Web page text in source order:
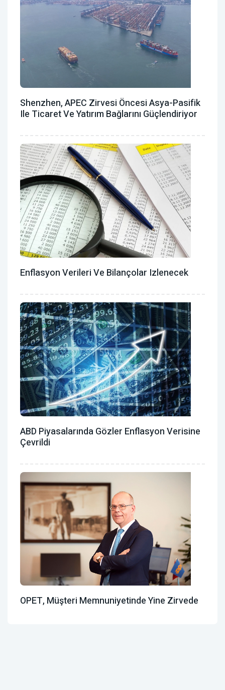
Shenzhen, APEC Zirvesi Öncesi Asya-Pasifik
Ile Ticaret Ve Yatırım Bağlarını Güçlendiriyor
Enflasyon Verileri Ve Bilançolar Izlenecek
ABD Piyasalarında Gözler Enflasyon Verisine
Çevrildi
OPET, Müşteri Memnuniyetinde Yine Zirvede